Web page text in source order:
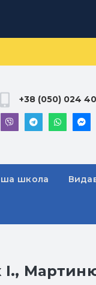
+38 (050) 024
школа
І.,